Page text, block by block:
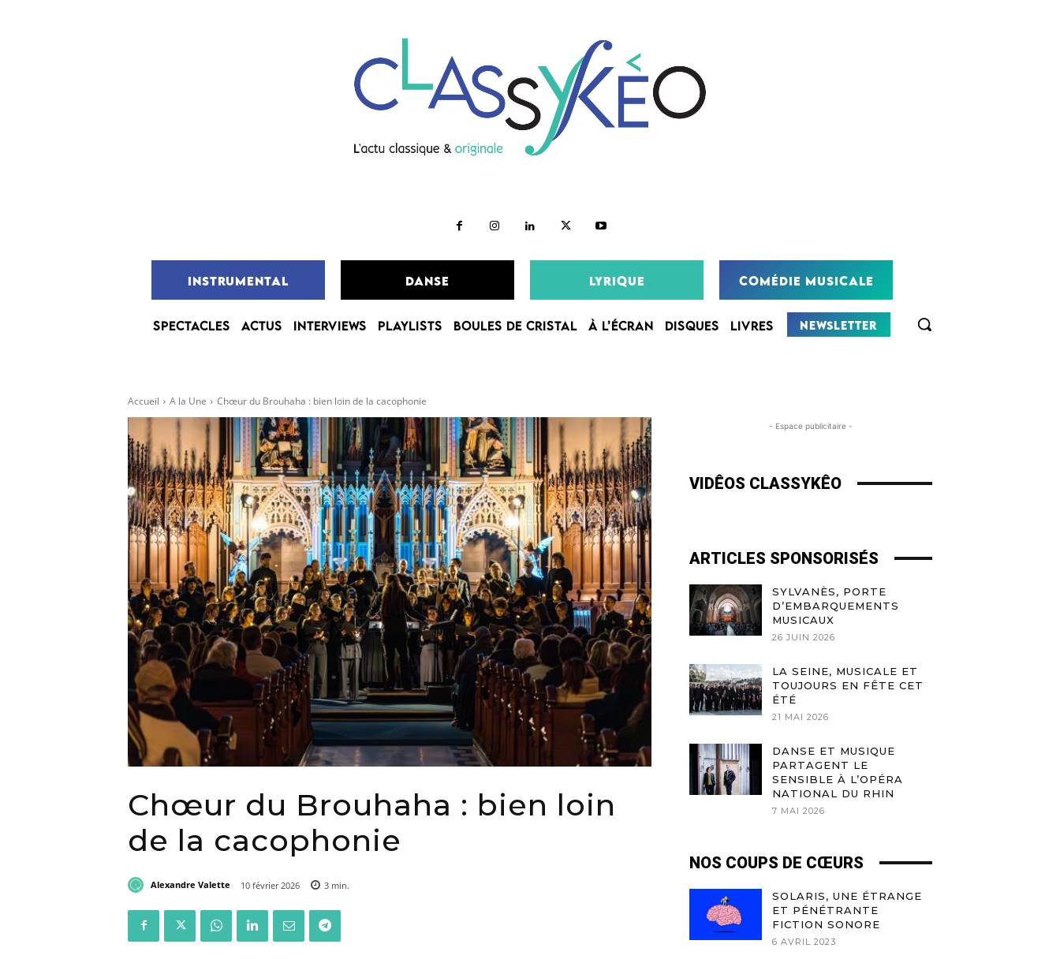
INSTRUMENTAL DANSE LYRIQUE COMÉDIE MUSICALE
SPECTACLES ACTUS INTERVIEWS PLAYLISTS BOULES DE CRISTAL À L’ÉCRAN DISQUES LIVRES NEWSLETTER
Accueil A la Une Chœur du Brouhaha : bien loin de la cacophonie
Chœur du Brouhaha : bien loin
de la cacophonie
Alexandre Valette 10 février 2026 3 min.
- Espace publicitaire -
VIDÊOS CLASSYKÊO
ARTICLES SPONSORISÉS
SYLVANÈS, PORTE
D’EMBARQUEMENTS
MUSICAUX
26 JUIN 2026
LA SEINE, MUSICALE ET
TOUJOURS EN FÊTE CET
ÉTÉ
21 MAI 2026
DANSE ET MUSIQUE
PARTAGENT LE
SENSIBLE À L’OPÉRA
NATIONAL DU RHIN
7 MAI 2026
NOS COUPS DE CŒURS
SOLARIS, UNE ÉTRANGE
ET PÉNÉTRANTE
FICTION SONORE
6 AVRIL 2023